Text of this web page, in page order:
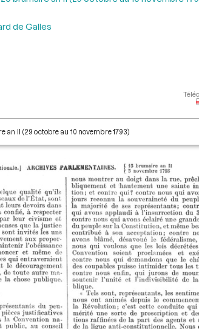
de Galles
an II (29 octobre au 10 novembre 1793)